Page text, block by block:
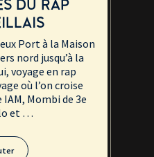
DU RAP
Port à la Maison
nord jusqu’à la
voyage en rap
où l’on croise
Mombi de 3e
et …